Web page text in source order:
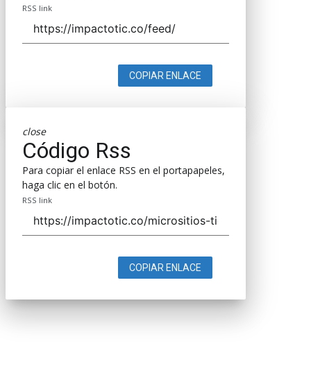
RSS link
COPIAR ENLACE
close
Código Rss
Para copiar el enlace RSS en el portapapeles,
haga clic en el botón.
RSS link
COPIAR ENLACE